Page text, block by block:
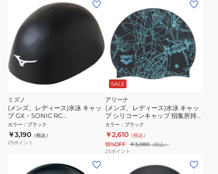
ミズノ
(メンズ、レディース)水泳 キャッ
プ GX・SONIC RC
N2JWA50209
カラー ： ブラック
￥3,190 （税込）
29ポイント
SALE
アリーナ
(メンズ、レディース)水泳 キャッ
プ シリコーンキャップ 招集所持
ち込み可 AS5FSC20U BKEM
カラー ： ブラック
￥2,610 （税込）
15%OFF ￥3,080（税込）
23ポイント